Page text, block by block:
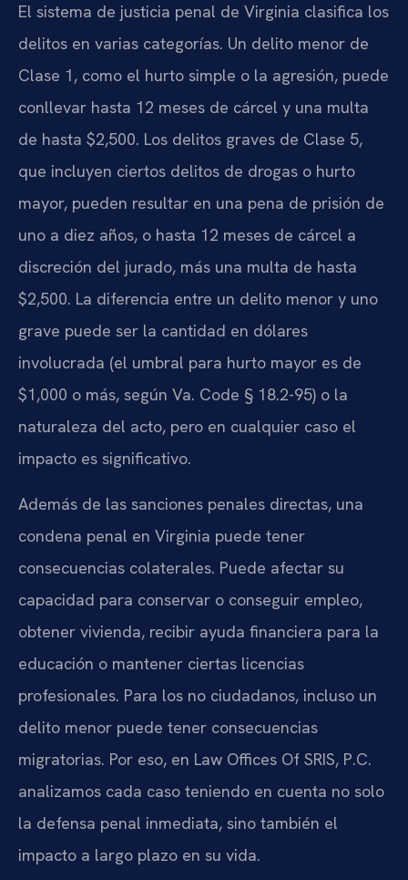
El sistema de justicia penal de Virginia clasifica los
delitos en varias categorías. Un delito menor de
Clase 1, como el hurto simple o la agresión, puede
conllevar hasta 12 meses de cárcel y una multa
de hasta $2,500. Los delitos graves de Clase 5,
que incluyen ciertos delitos de drogas o hurto
mayor, pueden resultar en una pena de prisión de
uno a diez años, o hasta 12 meses de cárcel a
discreción del jurado, más una multa de hasta
$2,500. La diferencia entre un delito menor y uno
grave puede ser la cantidad en dólares
involucrada (el umbral para hurto mayor es de
$1,000 o más, según Va. Code § 18.2-95) o la
naturaleza del acto, pero en cualquier caso el
impacto es significativo.
Además de las sanciones penales directas, una
condena penal en Virginia puede tener
consecuencias colaterales. Puede afectar su
capacidad para conservar o conseguir empleo,
obtener vivienda, recibir ayuda financiera para la
educación o mantener ciertas licencias
profesionales. Para los no ciudadanos, incluso un
delito menor puede tener consecuencias
migratorias. Por eso, en Law Offices Of SRIS, P.C.
analizamos cada caso teniendo en cuenta no solo
la defensa penal inmediata, sino también el
impacto a largo plazo en su vida.